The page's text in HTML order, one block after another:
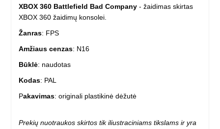
XBOX 360 Battlefield Bad Company - žaidimas skirtas
XBOX 360 žaidimų konsolei.
Žanras: FPS
Amžiaus cenzas: N16
Būklė: naudotas
Kodas: PAL
Pakavimas: originali plastikinė dėžutė
Prekių nuotraukos skirtos tik iliustraciniams tikslams ir yra